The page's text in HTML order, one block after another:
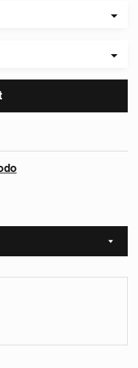
Sort